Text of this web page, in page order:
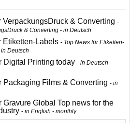
& Converting
& Converting - in Deutsch
Etiketten-Labels
Top News für Etiketten-
Deutsch
Digital Printing today
in Deutsch -
Packaging Films & Converting
in
Global Top news for the
in English - monthly